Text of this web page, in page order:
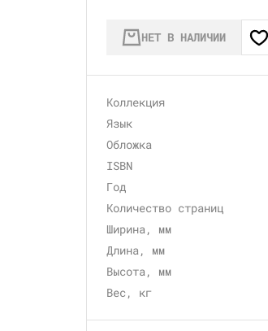
НЕТ В НАЛИЧИИ
Коллекция
Язык
Обложка
ISBN
Год
Количество страниц
Ширина, мм
Длина, мм
Высота, мм
Вес, кг